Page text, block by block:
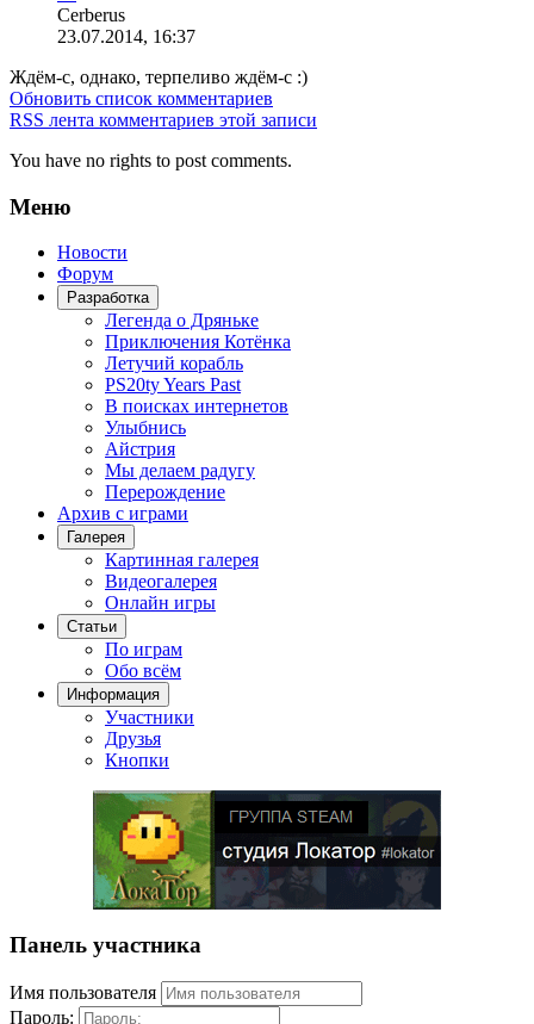
Cerberus
23.07.2014, 16:37
Ждём-с, однако, терпеливо ждём-с :)
Обновить список комментариев
RSS лента комментариев этой записи
You have no rights to post comments.
Меню
Новости
Форум
Разработка
Легенда о Дряньке
Приключения Котёнка
Летучий корабль
PS20ty Years Past
В поисках интернетов
Улыбнись
Айстрия
Мы делаем радугу
Перерождение
Архив с играми
Галерея
Картинная галерея
Видеогалерея
Онлайн игры
Статьи
По играм
Обо всём
Информация
Участники
Друзья
Кнопки
Панель участника
Имя пользователя
Пароль: